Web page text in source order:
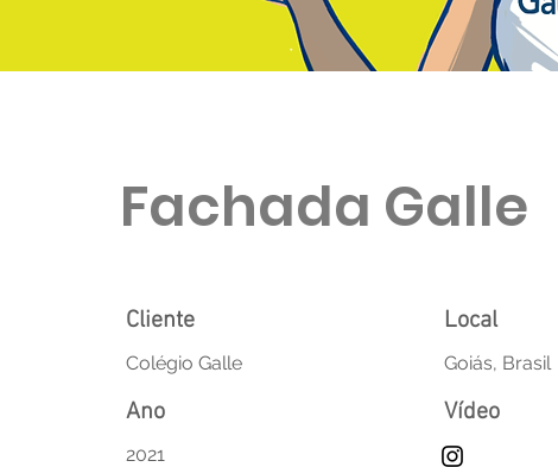
Fachada Galle
Cliente
Colégio Galle
Ano
2021
Local
Goiás, Brasil
Vídeo